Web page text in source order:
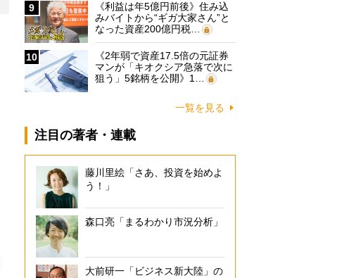
9
《利益は年5億円前後》住み込
みバイトから“ギガ大家さん”と
なった資産200億円税…
10
《2年弱で資産17.5倍の元証券
マンが「キオクシア急落で次に
狙う」5銘柄を公開》1…
一覧を見る
注目の著者・連載
藤川里絵「さあ、投資を始めよ
う！」
森口亮「まるわかり市況分析」
大前研一「ビジネス新大陸」の